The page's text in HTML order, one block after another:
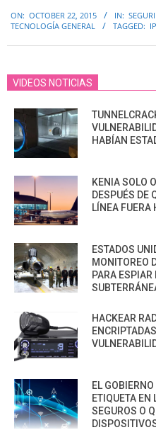
10-
ON: OCTOBER 22, 2015 IN:
TECNOLOGÍA GENERAL
TAGGED:
VIDEOS NOTICIAS
HABÍAN
KENIA SOLO
DESPUÉS DE
LÍNEA FUERA
ESTADOS
MONITOREO
PARA
HACKEAR
EL
ETIQUETA
SEGUROS O